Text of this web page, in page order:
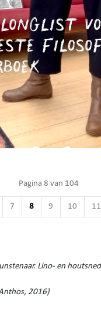
Pagina 8 van 104
7 8 9 10 11
Lino- en
2016)